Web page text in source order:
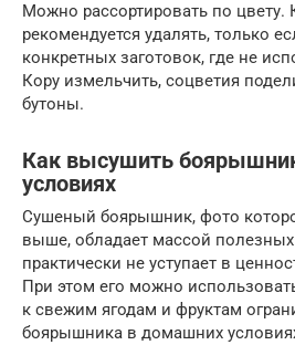
Можно рассортировать по цвету.
рекомендуется удалять, только
конкретных заготовок, где не
Кору измельчить, соцветия
бутоны.
Как высушить
условиях
Сушеный боярышник, фото
выше, обладает массой полезных
практически не уступает в
При этом его можно
к свежим ягодам и фруктам
боярышника в домашних